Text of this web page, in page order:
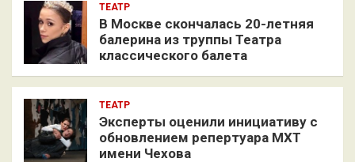
ТЕАТР
В Москве скончалась 20-летняя
балерина из труппы Театра
классического балета
ТЕАТР
Эксперты оценили инициативу с
обновлением репертуара МХТ
имени Чехова